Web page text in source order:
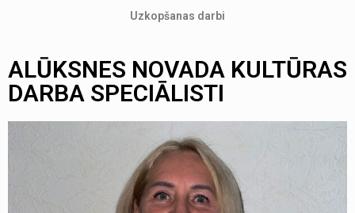
Uzkopšanas darbi
ALŪKSNES NOVADA KULTŪRAS
DARBA SPECIĀLISTI